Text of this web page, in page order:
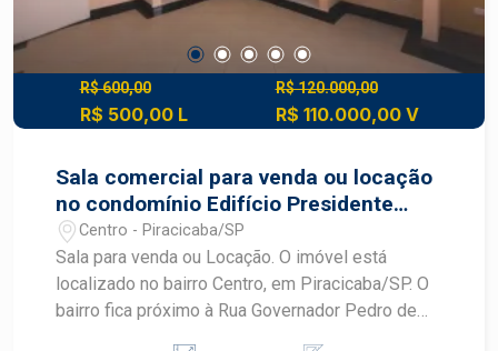
Piracicaba. Gostou do imóvel? Agende sua visita
com a gente! CRECI 18650-J
R$ 600,00
R$ 500,00 L
R$ 120.000,00
R$ 110.000,00 V
Sala comercial para venda ou locação
no condomínio Edifício Presidente
Kennedy
Centro - Piracicaba/SP
Sala para venda ou Locação. O imóvel está
localizado no bairro Centro, em Piracicaba/SP. O
bairro fica próximo à Rua Governador Pedro de